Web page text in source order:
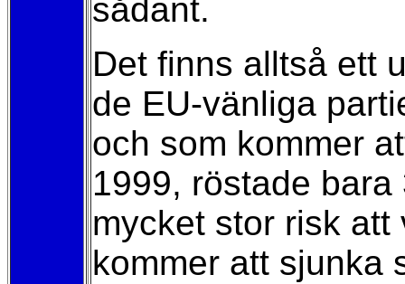
sådant.
Det finns alltså ett
de EU-vänliga
och som kommer
1999, röstade
mycket stor risk
kommer att sjunka